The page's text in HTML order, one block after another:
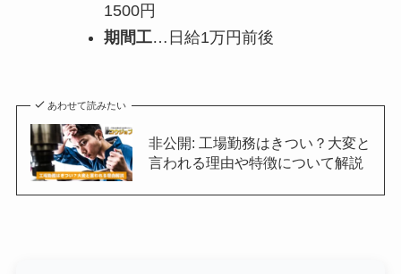
1500円
期間工…日給1万円前後
あわせて読みたい
非公開: 工場勤務はきつい？大変と
言われる理由や特徴について解説